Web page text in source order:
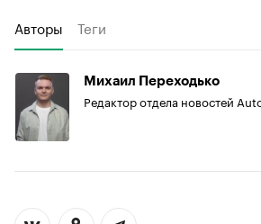
Авторы Теги
Михаил Переходько
Редактор отдела новостей